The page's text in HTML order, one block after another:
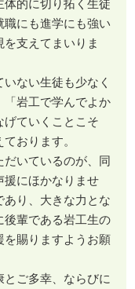
的に切り拓く生徒
にも進学にも強い
支えてまいりま
ない生徒も少なく
「岩工で学んでよか
げていくことこそ
おります。
いているのが、同
援にほかなりませ
り、大きな力とな
後輩である岩工生の
賜りますようお願
ご多幸、ならびに